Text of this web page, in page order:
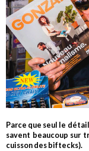
Parce que seul le
savent beaucoup sur
cuisson des biftecks).